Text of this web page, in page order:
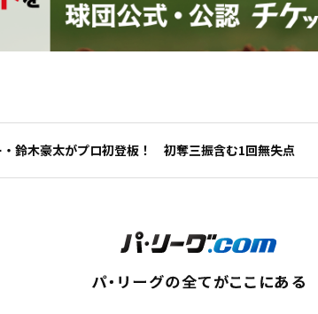
鈴木豪太がプロ初登板！ 初奪三振含む1回無失点